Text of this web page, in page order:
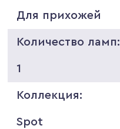
Для прихожей
Количество ламп:
1
Коллекция:
Spot